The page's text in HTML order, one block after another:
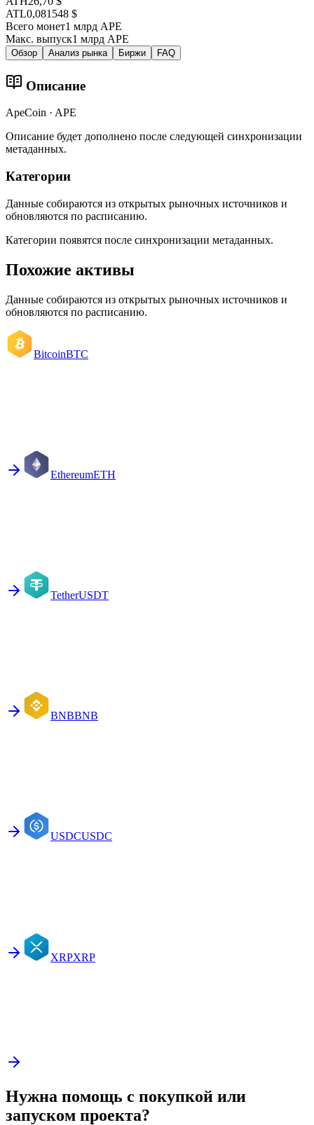
ATL0,081548 $
Всего монет1 млрд APE
Макс. выпуск1 млрд APE
Обзор Анализ рынка Биржи FAQ
Описание
ApeCoin · APE
Описание будет дополнено после следующей синхронизации
метаданных.
Категории
Данные собираются из открытых рыночных источников и
обновляются по расписанию.
Категории появятся после синхронизации метаданных.
Похожие активы
Данные собираются из открытых рыночных источников и
обновляются по расписанию.
BitcoinBTC
EthereumETH
TetherUSDT
BNBBNB
USDCUSDC
XRPXRP
Нужна помощь с покупкой или
запуском проекта?